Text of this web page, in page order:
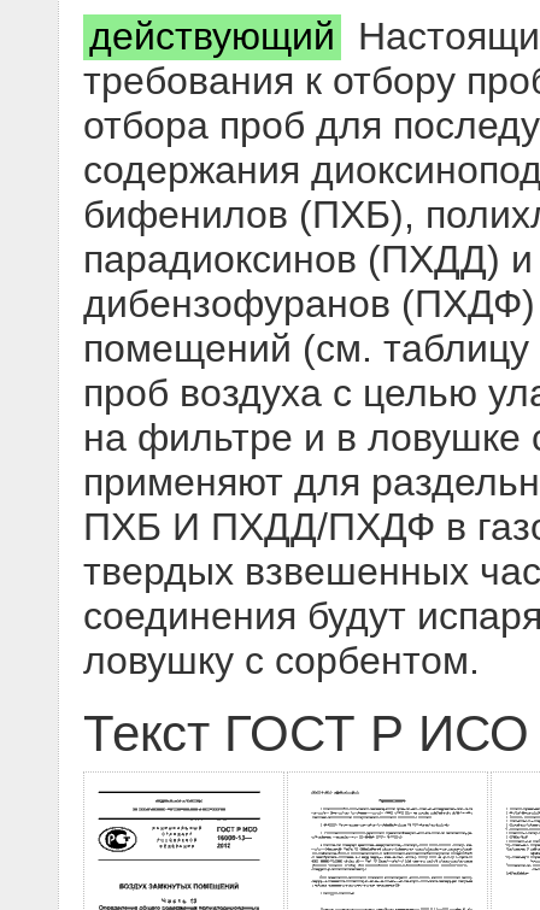
действующий
требования к отбору
отбора проб для
содержания
бифенилов (ПХБ),
парадиоксинов (ПХДД)
дибензофуранов (ПХДФ)
помещений (см.
проб воздуха с целью
на фильтре и в ловушке
применяют для
ПХБ И ПХДД/ПХДФ в
твердых взвешенных
соединения будут
ловушку с сорбентом.
Текст ГОСТ Р ИСО